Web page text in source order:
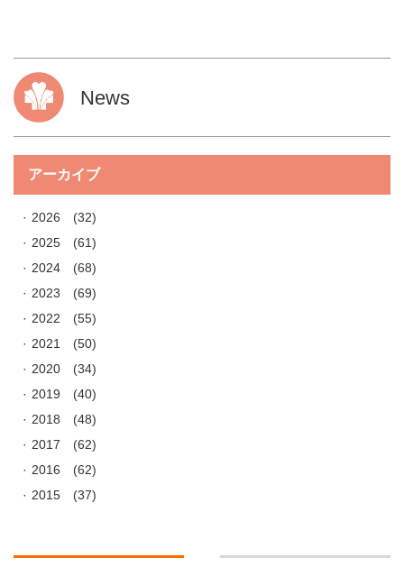
News
アーカイブ
2026
(32)
2025
(61)
2024
(68)
2023
(69)
2022
(55)
2021
(50)
2020
(34)
2019
(40)
2018
(48)
2017
(62)
2016
(62)
2015
(37)